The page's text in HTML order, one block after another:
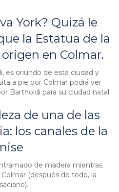
York? Quizá le
la Estatua de la
en Colmar.
es oriundo de esta ciudad y
a pie por Colmar podrá ver
Bartholdi para su ciudad natal.
de una de las
los canales de la
de madera mientras
(después de todo, la